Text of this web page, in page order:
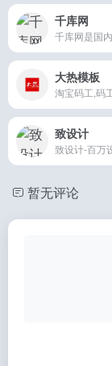
千库网
大热模板
致设计
暂无评论